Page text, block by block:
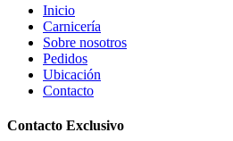
Inicio
Carnicería
Sobre nosotros
Pedidos
Ubicación
Contacto
Contacto Exclusivo